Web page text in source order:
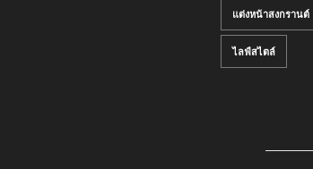
แต่งหน้าสงกรานต์
ไลฟ์สไตล์